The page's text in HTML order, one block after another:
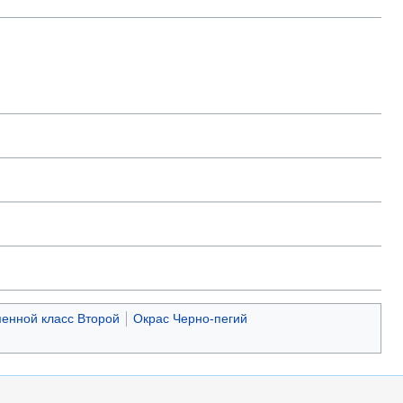
класс Второй Окрас Черно-пегий